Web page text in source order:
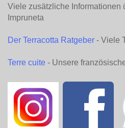
Viele zusätzliche Informationen
Impruneta
Der Terracotta Ratgeber - Viele
Terre cuite - Unsere